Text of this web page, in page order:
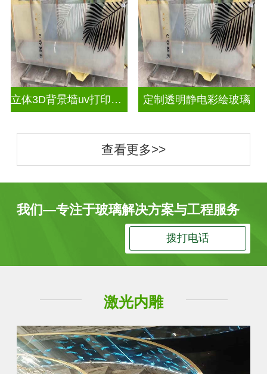
立体3D背景墙uv打印玻璃 定制透明静电彩绘玻璃
查看更多>>
我们—专注于玻璃解决方案与工程服务
拨打电话
激光内雕